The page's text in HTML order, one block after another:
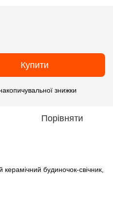
Купити
знижки
Порівняти
будиночок-свічник,